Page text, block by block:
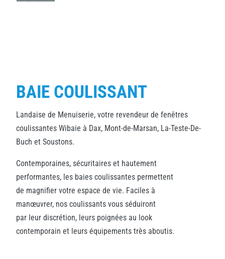
BAIE COULISSANT
Landaise de Menuiserie, votre revendeur de fenêtres
coulissantes Wibaie à Dax, Mont-de-Marsan, La-Teste-De-
Buch et Soustons.
Contemporaines, sécuritaires et hautement
performantes, les baies coulissantes permettent
de magnifier votre espace de vie. Faciles à
manœuvrer, nos coulissants vous séduiront
par leur discrétion, leurs poignées au look
contemporain et leurs équipements très aboutis.